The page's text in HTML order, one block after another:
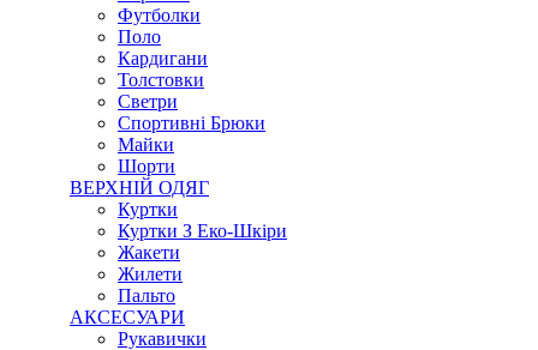
Футболки
Поло
Кардигани
Толстовки
Светри
Спортивні Брюки
Майки
Шорти
ВЕРХНІЙ ОДЯГ
Куртки
Куртки З Еко-Шкіри
Жакети
Жилети
Пальто
АКСЕСУАРИ
Рукавички